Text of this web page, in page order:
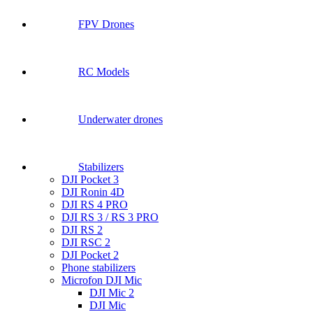
FPV Drones
RC Models
Underwater drones
Stabilizers
DJI Pocket 3
DJI Ronin 4D
DJI RS 4 PRO
DJI RS 3 / RS 3 PRO
DJI RS 2
DJI RSC 2
DJI Pocket 2
Phone stabilizers
Microfon DJI Mic
DJI Mic 2
DJI Mic